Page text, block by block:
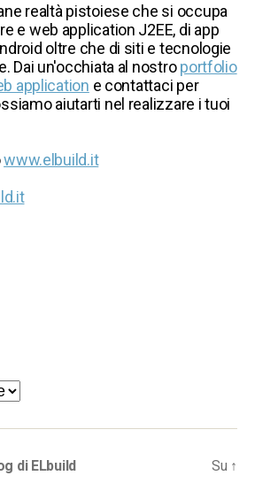
realtà pistoiese che si occupa
e web application J2EE, di app
oltre che di siti e tecnologie
Dai un'occhiata al nostroportfolio
application e contattaci per
aiutarti nel realizzare i tuoi
www.elbuild.it
di ELbuild Su ↑